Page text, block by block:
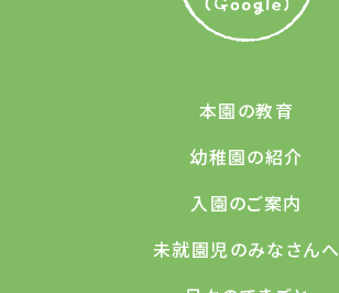
本園の教育
幼稚園の紹介
入園のご案内
未就園児のみなさんへ